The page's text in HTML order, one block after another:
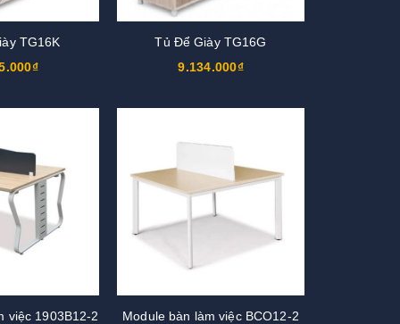
TG16K
Tủ Để Giày TG16G
9.134.000₫
việc 1903B12-2
Module bàn làm việc BCO12-2